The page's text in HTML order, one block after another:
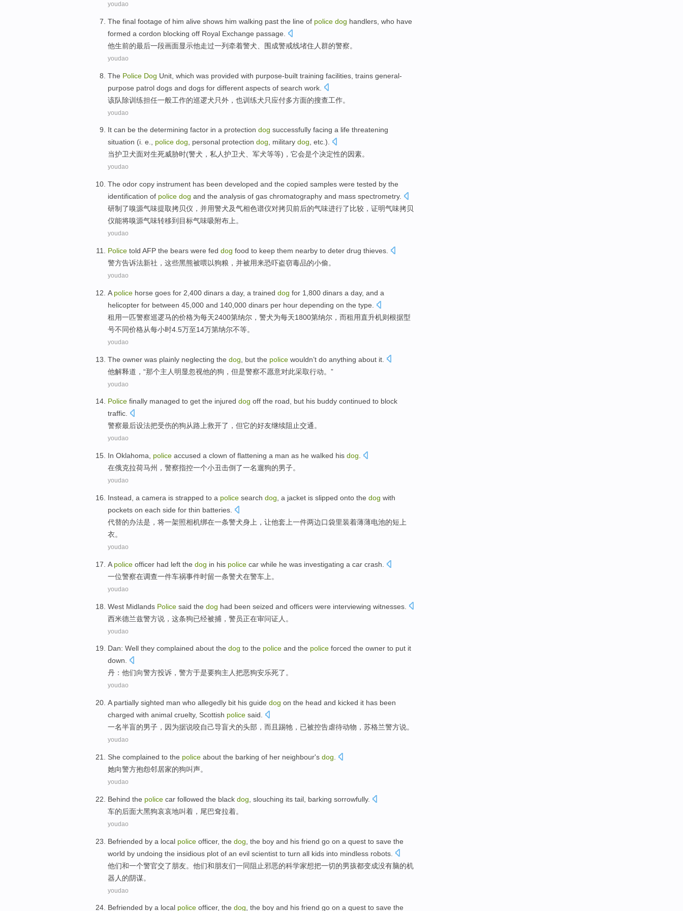
youdao
The final footage of him alive shows him walking past the line of police dog handlers, who have
formed a cordon blocking off Royal Exchange passage.
他生前的最后一段画面显示他走过一列牵着警犬 、围成警戒线堵住 人群的警察。
youdao
The Police Dog Unit, which was provided with purpose-built training facilities, trains general-
purpose patrol dogs and dogs for different aspects of search work
该队除训练担任一般工作的巡逻犬只外，也训练犬只应付多方面的搜查工作。
youdao
It can be the determining factor in a protection dog successfully facing a life threatening
situation (i. e., police dog, personal protection dog, military dog, etc.).
当护卫犬面对生死威胁时(警犬， 私人护卫犬、 军犬等等)， 它会是个决定性的因素。
youdao
The odor copy instrument has been developed and the copied samples were tested by the
identification of police dog and the analysis of gas chromatography and mass spectrometry.
研制 了嗅源气味提取拷贝仪 ，并用警犬及气相色谱仪对拷贝前后的气味进行了比较， 证明气味拷贝
仪能将嗅源气味转移到目标气味吸附布上。
youdao
Police told AFP the bears were fed dog food to keep them nearby to deter drug thieves
警方告诉法新社 ， 这些黑熊被喂以狗粮 ，并被用来恐吓盗窃毒品的小偷。
youdao
A police horse goes for 2,400 dinars a day, a trained dog for 1,800 dinars a day, and a
helicopter for between 45,000 and 140,000 dinars per hour depending on the type
租用一匹警察巡逻马的价格为每天2400第纳尔 ，警犬为每天1800第纳尔， 而租用直升机则根据型
号不同价格从每小时4.5万至14万第纳尔不等。
youdao
The owner was plainly neglecting the dog but the police wouldn’t do anything about it.
他解释道，“那个主人 明显忽视他的狗 ， 但是警察不愿意对此采取行动。”
youdao
Police finally managed to get the injured dog off the road, but his buddy continued to block
traffic.
警察最后设法把受伤的狗从路上救开了， 但它的好友继续阻止交通。
youdao
In Oklahoma police accused a clown of flattening a man as he walked his dog
在俄克拉荷马州 ， 警察指控一个小丑击倒 了一名遛狗的男子。
youdao
Instead a camera is strapped to a police search dog a jacket is slipped onto the dog with
pockets on each side for thin batteries.
代替的办法是 ，将一架照相机绑在一条警犬身上，让他套 上一件两边口袋里装着薄薄电池的短上
衣。
youdao
A police officer had left the dog in his police car while he was investigating a car crash.
一位警察在调查一件车祸事件时留一条警犬在警车 上。
youdao
West Midlands Police said the dog had been seized and officers were interviewing witnesses
西米德兰兹警方说 ， 这条狗已经被捕 ， 警员正在审问证人。
youdao
Dan: Well they complained about the dog to the police and the police forced the owner to put it
down.
丹 ： 他们向警方投诉 ，警方于是要狗主人把恶狗安乐死了。
youdao
A partially sighted man who allegedly bit his guide dog on the head and kicked it has been
charged with animal cruelty, Scottish police said
一名半盲的男子 ， 因为据说咬自己导盲犬的头部 ， 而且 踢牠， 已被控告虐待动物 ， 苏格兰警方说。
youdao
She complained to the police about the barking of her neighbour's dog
她向警方抱怨邻居家的狗叫声。
youdao
Behind the police car followed the black dog , slouching its tail barking sorrowfully.
车的后面大黑狗哀哀地叫着， 尾巴耷拉着。
youdao
Befriended by a local police officer, the dog , the boy and his friend go on a quest to save the
world by undoing the insidious plot of an evil scientist to turn all kids into mindless robots
他们和一个警官交了 朋友。他们和朋友们一同阻止邪恶的科学家想把一切的男孩都变成没有脑的机
器人 的阴谋。
youdao
Befriended by a local police officer, the dog, the boy and his friend go on a quest to save the